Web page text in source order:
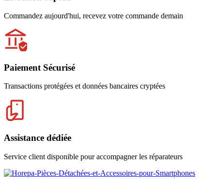
Commandez aujourd'hui, recevez votre commande demain
Paiement Sécurisé
Transactions protégées et données bancaires cryptées
Assistance dédiée
Service client disponible pour accompagner les réparateurs